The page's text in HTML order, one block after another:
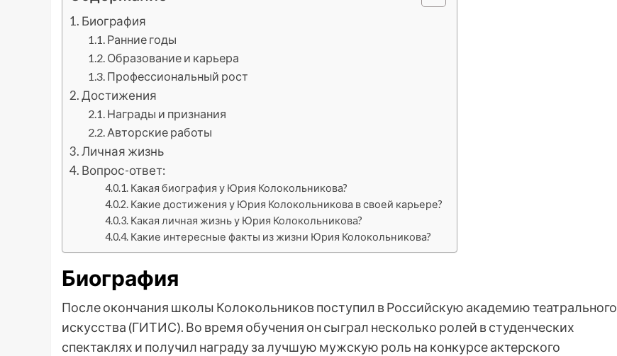
Биография
Ранние годы
Образование и карьера
Профессиональный рост
Достижения
Награды и признания
Авторские работы
Личная жизнь
Вопрос-ответ:
Какая биография у Юрия Колокольникова?
Какие достижения у Юрия Колокольникова в своей карьере?
Какая личная жизнь у Юрия Колокольникова?
Какие интересные факты из жизни Юрия Колокольникова?
Биография
После окончания школы Колокольников поступил в Российскую академию театрального
искусства (ГИТИС). Во время обучения он сыграл несколько ролей в студенческих
спектаклях и получил награду за лучшую мужскую роль на конкурсе актерского